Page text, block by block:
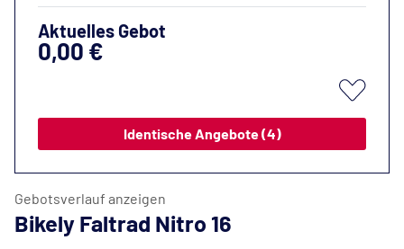
Aktuelles Gebot
0,00 €
Identische Angebote (4)
Gebotsverlauf anzeigen
Bikely Faltrad Nitro 16